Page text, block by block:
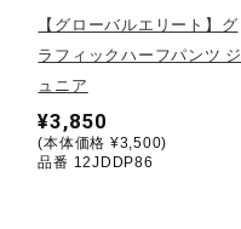
【グローバルエリート】グ
ラフィックハーフパンツ ジ
ュニア
¥3,850
(本体価格 ¥3,500)
品番 12JDDP86